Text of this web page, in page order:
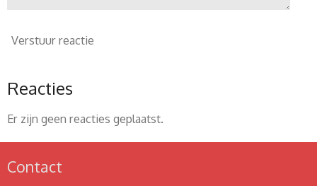
Verstuur reactie
Reacties
Er zijn geen reacties geplaatst.
Contact